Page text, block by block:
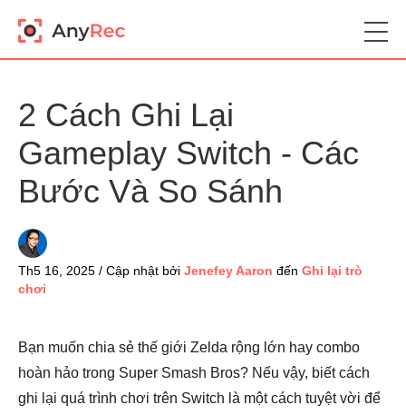
2 Cách Ghi Lại
Gameplay Switch - Các
Bước Và So Sánh
Th5 16, 2025 / Cập nhật bởi Jenefey Aaron đến Ghi lại trò
chơi
Bạn muốn chia sẻ thế giới Zelda rộng lớn hay combo
hoàn hảo trong Super Smash Bros? Nếu vậy, biết cách
ghi lại quá trình chơi trên Switch là một cách tuyệt vời để